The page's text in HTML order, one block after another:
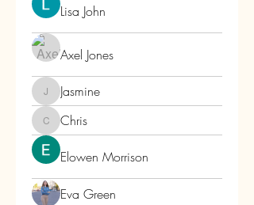
Lisa John
Axel Jones
JasmineJasmine
ChrisChris
Elowen Morrison
Eva Green